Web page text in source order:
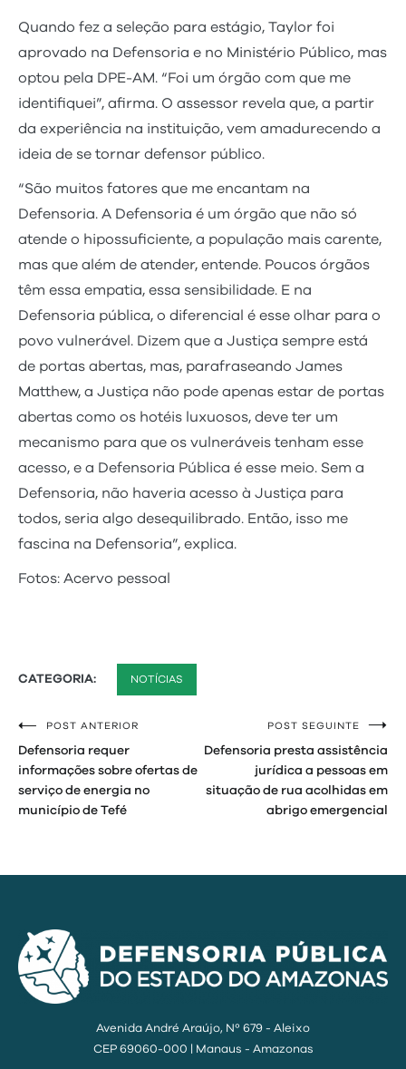
Quando fez a seleção para estágio, Taylor foi
aprovado na Defensoria e no Ministério Público, mas
optou pela DPE-AM. “Foi um órgão com que me
identifiquei”, afirma. O assessor revela que, a partir
da experiência na instituição, vem amadurecendo a
ideia de se tornar defensor público.
“São muitos fatores que me encantam na
Defensoria. A Defensoria é um órgão que não só
atende o hipossuficiente, a população mais carente,
mas que além de atender, entende. Poucos órgãos
têm essa empatia, essa sensibilidade. E na
Defensoria pública, o diferencial é esse olhar para o
povo vulnerável. Dizem que a Justiça sempre está
de portas abertas, mas, parafraseando James
Matthew, a Justiça não pode apenas estar de portas
abertas como os hotéis luxuosos, deve ter um
mecanismo para que os vulneráveis tenham esse
acesso, e a Defensoria Pública é esse meio. Sem a
Defensoria, não haveria acesso à Justiça para
todos, seria algo desequilibrado. Então, isso me
fascina na Defensoria”, explica.
Fotos: Acervo pessoal
CATEGORIA: NOTÍCIAS
Navegação
de
Post
POST ANTERIOR
Defensoria requer
informações sobre ofertas de
serviço de energia no
município de Tefé
POST SEGUINTE
Defensoria presta assistência
jurídica a pessoas em
situação de rua acolhidas em
abrigo emergencial
Avenida André Araújo, Nº 679 - Aleixo
CEP 69060-000 | Manaus - Amazonas